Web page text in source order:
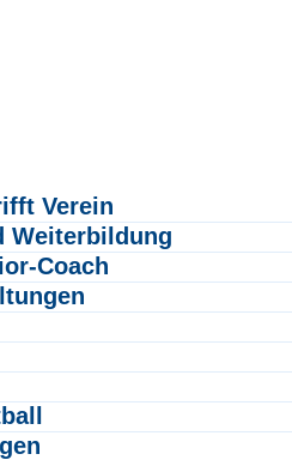
Verein
Weiterbildung
Coach